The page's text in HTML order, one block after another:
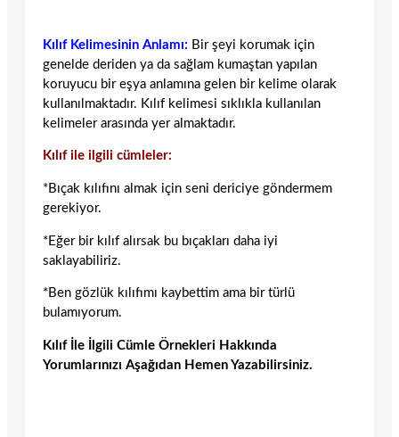
Kılıf Kelimesinin Anlamı: Bir şeyi korumak için
genelde deriden ya da sağlam kumaştan yapılan
koruyucu bir eşya anlamına gelen bir kelime olarak
kullanılmaktadır. Kılıf kelimesi sıklıkla kullanılan
kelimeler arasında yer almaktadır.
Kılıf ile ilgili cümleler:
*Bıçak kılıfını almak için seni dericiye göndermem
gerekiyor.
*Eğer bir kılıf alırsak bu bıçakları daha iyi
saklayabiliriz.
*Ben gözlük kılıfımı kaybettim ama bir türlü
bulamıyorum.
Kılıf İle İlgili Cümle Örnekleri Hakkında
Yorumlarınızı Aşağıdan Hemen Yazabilirsiniz.